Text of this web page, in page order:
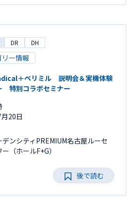
DR DH
リー情報
＋ペリミル 説明会＆実機体験
特別コラボセミナー
20日
ンシティPREMIUM名古屋ルーセ
（ホールF+G）
後で読む